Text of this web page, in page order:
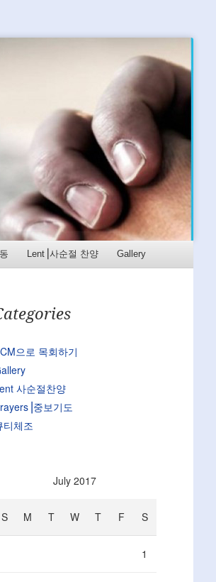
Lent⎟사순절 찬양 Gallery
으로 목회하기
사순절찬양
중보기도
티체조
July 2017
S M T W T F S
1